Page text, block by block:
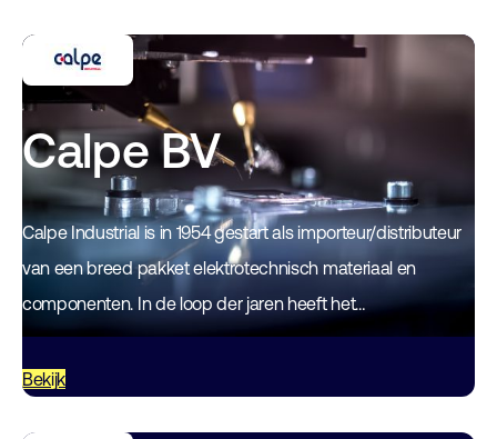
Calpe BV
Calpe Industrial is in 1954 gestart als importeur/distributeur
van een breed pakket elektrotechnisch materiaal en
componenten. In de loop der jaren heeft het
leveringsprogramma zich verder doorontwikkeld en is
Calpe…
Bekijk